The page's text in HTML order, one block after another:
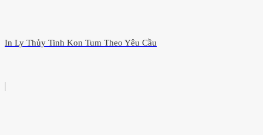
In Ly Thủy Tinh Kon Tum Theo Yêu Cầu